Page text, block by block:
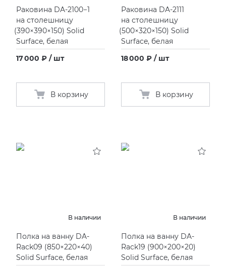
Раковина DA-2100−1
на столешницу
(390×390×150) Solid
Surface, белая
17 000 ₽ / шт
В корзину
Раковина DA-2111
на столешницу
(500×320×150) Solid
Surface, белая
18 000 ₽ / шт
В корзину
В наличии
Полка на ванну DA-
Rack09 (850×220×40)
Solid Surface, белая
В наличии
Полка на ванну DA-
Rack19 (900×200×20)
Solid Surface, белая